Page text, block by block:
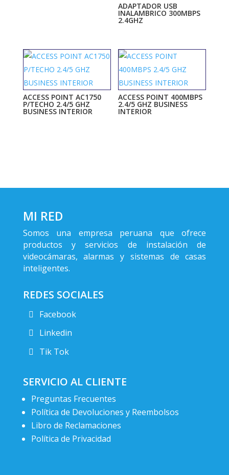
ADAPTADOR USB
INALAMBRICO 300MBPS
2.4GHZ
ACCESS POINT AC1750
P/TECHO 2.4/5 GHZ
BUSINESS INTERIOR
ACCESS POINT 400MBPS
2.4/5 GHZ BUSINESS
INTERIOR
MI RED
Somos una empresa peruana que ofrece
productos y servicios de instalación de
videocámaras, alarmas y sistemas de casas
inteligentes.
REDES SOCIALES
Facebook
Linkedin
Tik Tok
SERVICIO AL CLIENTE
Preguntas Frecuentes
Política de Devoluciones y Reembolsos
Libro de Reclamaciones
Política de Privacidad